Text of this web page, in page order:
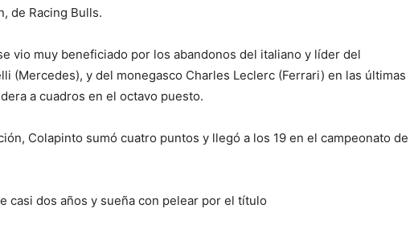
de Racing Bulls.
vio muy beneficiado por los abandonos del italiano y líder del
(Mercedes), y del monegasco Charles Leclerc (Ferrari) en las últimas
a cuadros en el octavo puesto.
Colapinto sumó cuatro puntos y llegó a los 19 en el campeonato de
casi dos años y sueña con pelear por el título